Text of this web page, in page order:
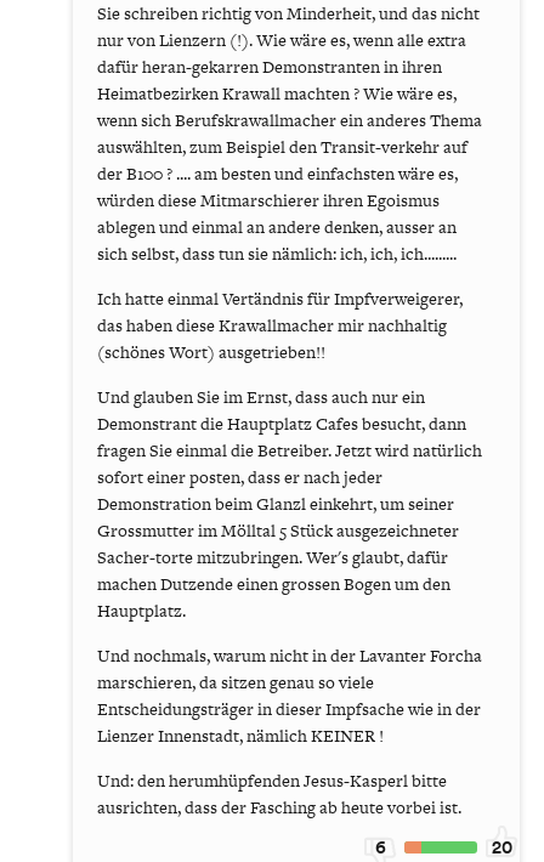
Sie schreiben richtig von Minderheit, und das nicht
nur von Lienzern (!). Wie wäre es, wenn alle extra
dafür heran-gekarren Demonstranten in ihren
Heimatbezirken Krawall machten ? Wie wäre es,
wenn sich Berufskrawallmacher ein anderes Thema
auswählten, zum Beispiel den Transit-verkehr auf
der B100 ? .... am besten und einfachsten wäre es,
würden diese Mitmarschierer ihren Egoismus
ablegen und einmal an andere denken, ausser an
sich selbst, dass tun sie nämlich: ich, ich, ich.........
Ich hatte einmal Vertändnis für Impfverweigerer,
das haben diese Krawallmacher mir nachhaltig
(schönes Wort) ausgetrieben!!
Und glauben Sie im Ernst, dass auch nur ein
Demonstrant die Hauptplatz Cafes besucht, dann
fragen Sie einmal die Betreiber. Jetzt wird natürlich
sofort einer posten, dass er nach jeder
Demonstration beim Glanzl einkehrt, um seiner
Grossmutter im Mölltal 5 Stück ausgezeichneter
Sacher-torte mitzubringen. Wer's glaubt, dafür
machen Dutzende einen grossen Bogen um den
Hauptplatz.
Und nochmals, warum nicht in der Lavanter Forcha
marschieren, da sitzen genau so viele
Entscheidungsträger in dieser Impfsache wie in der
Lienzer Innenstadt, nämlich KEINER !
Und: den herumhüpfenden Jesus-Kasperl bitte
ausrichten, dass der Fasching ab heute vorbei ist.
6 20